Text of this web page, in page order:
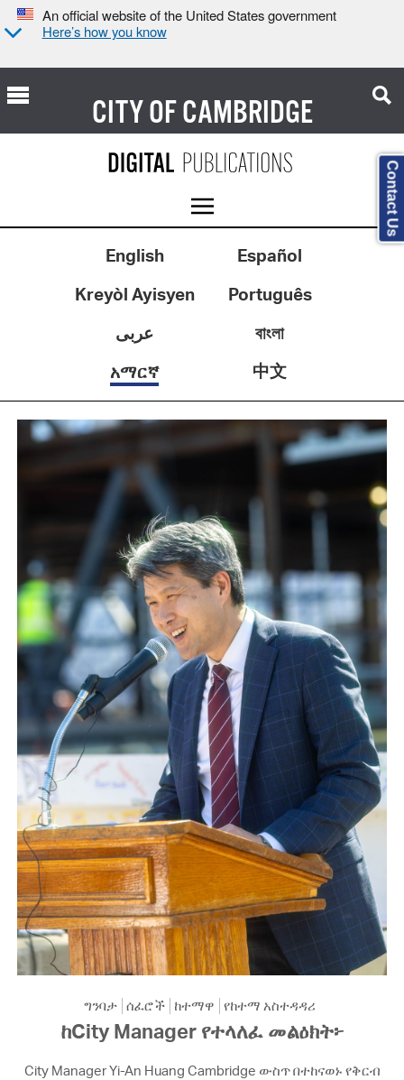
An official website of the United States government
Here’s how you know
CITY OFCAMBRIDGE
English
Español
Kreyòl Ayisyen
Português
عربى
বাংলা
አማርኛ
中文
ግንባታ ሰፈሮች ከተማዋ የከተማ አስተዳዳሪ
ከCity Manager የተላለፈ መልዕክት፦
City Manager Yi-An Huang Cambridge ውስጥ በተከናወኑ የቅርብ
Contact Us